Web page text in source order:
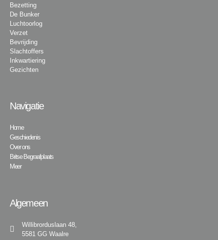
Bezetting
De Bunker
Luchtoorlog
Verzet
Bevrijding
Slachtoffers
Inkwartiering
Gezichten
Navigatie
Home
Geschiedenis
Over ons
Britse Begraafplaats
Meer
Algemeen
Willibrorduslaan 48,
5581 GG Waalre